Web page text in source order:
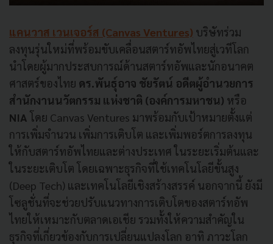
แคนวาส เวนเจอร์ส (Canvas Ventures) บริษัทร่วม
ลงทุนรุ่นใหม่ที่พร้อมขับเคลื่อนสตาร์ทอัพไทยสู่เวทีโลก
นำโดยผู้มากประสบการณ์ด้านสตาร์ทอัพและนักอนาคต
ศาสตร์ของไทย ดร.พันธุ์อาจ ชัยรัตน์ อดีตผู้อำนวยการ
สำนักงานนวัตกรรม แห่งชาติ (องค์การมหาชน) หรือ
NIA โดย Canvas Ventures มาพร้อมกับเป้าหมายตั้งแต่
การเพิ่มจำนวน เพิ่มการเติบโต และเพิ่มพอร์ตการลงทุน
ให้กับสตาร์ทอัพไทยและต่างประเทศ ในระยะเริ่มต้นและ
ในระยะเติบโต โดยเฉพาะธุรกิจที่ใช้เทคโนโลยีขั้นสูง
(Deep Tech) และเทคโนโลยีเชิงสร้างสรรค์ นอกจากนี้ ยังมี
โซลูชั่นที่จะช่วยปรับแนวทางการเติบโตของสตาร์ทอัพ
ไทยให้เหมาะกับตลาดเอเชีย รวมทั้งให้ความสำคัญใน
ธุรกิจที่เกี่ยวข้องกับการเปลี่ยนแปลงโลก อาทิ ภาวะโลก